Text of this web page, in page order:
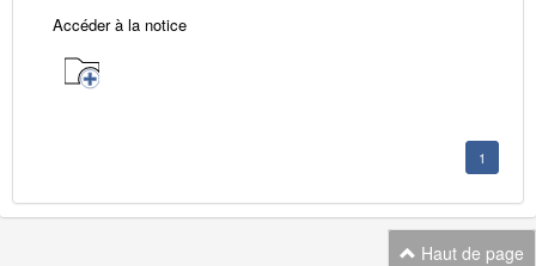
Accéder à la notice
1
Haut de page